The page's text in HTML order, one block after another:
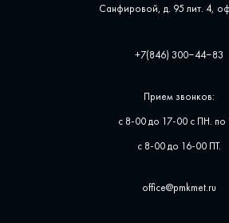
Санфировой, д. 95 лит. 4,
+7(846) 300‒44‒83
Прием звонков:
с 8-00 до 17-00 с ПН. по
с 8-00 до 16-00 ПТ.
office@pmkmet.ru